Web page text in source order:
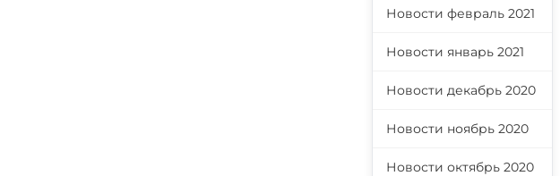
Новости февраль 2021
Новости январь 2021
Новости декабрь 2020
Новости ноябрь 2020
Новости октябрь 2020